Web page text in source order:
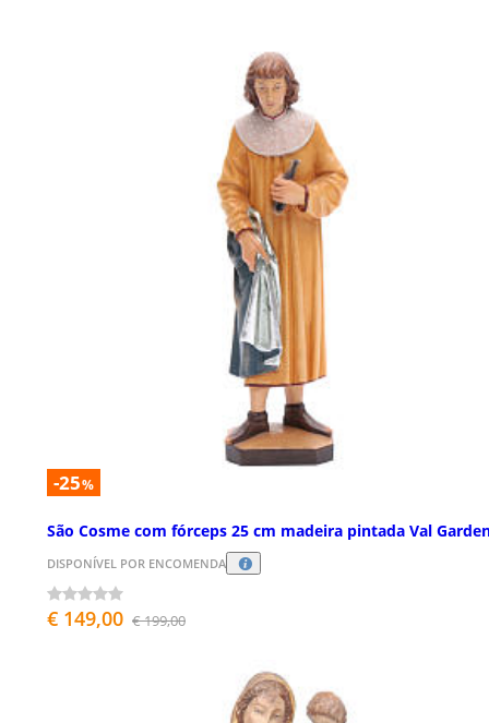
-25%
São Cosme com fórceps 25 cm madeira pintada Val
DISPONÍVEL POR ENCOMENDA
€ 149,00 € 199,00